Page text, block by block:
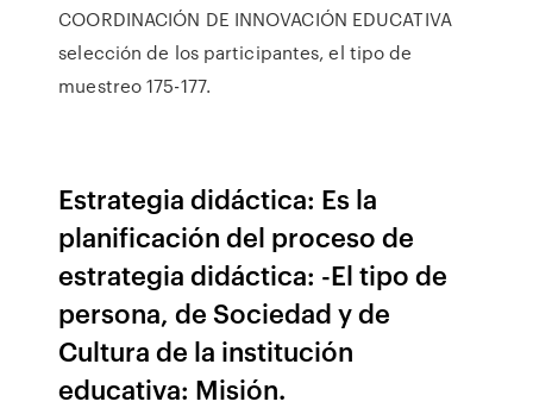
COORDINACIÓN DE INNOVACIÓN EDUCATIVA
selección de los participantes, el tipo de
muestreo 175-177.
Estrategia didáctica: Es la
planificación del proceso de
estrategia didáctica: -El tipo de
persona, de Sociedad y de
Cultura de la institución
educativa: Misión.